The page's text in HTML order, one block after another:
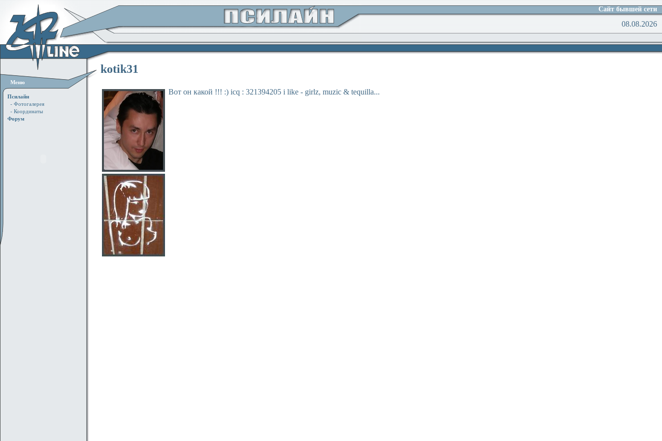
Сайт бывшей сети
08.08.2026
Меню
Псилайн
- Фотогалерея
- Координаты
Форум
kotik31
Вот он какой !!! :) icq : 321394205 i like - girlz, muzic & tequilla...